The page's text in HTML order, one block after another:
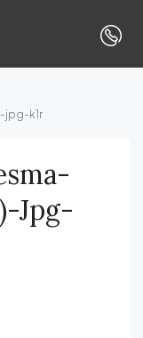
jpg-k1r
Jpg-